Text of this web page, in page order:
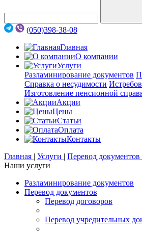
(050)398-38-08
Главная
О компании
Услуги
Разламинирование документов
Справка о несудимости
Изготовление пенсионной
Акции
Цены
Статьи
Оплата
Контакты
Главная | Услуги | Перевод документов
Наши услуги
Разламинирование документов
Перевод документов
Перевод договоров
Перевод учредительных